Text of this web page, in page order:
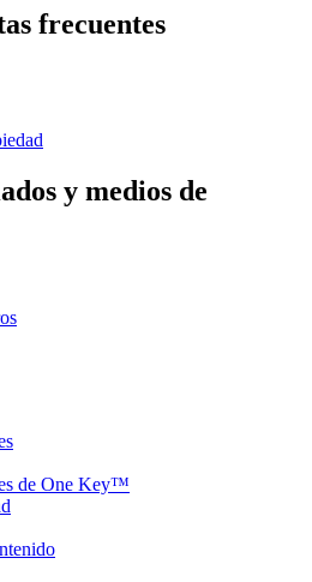
frecuentes
y medios de
de One Key™